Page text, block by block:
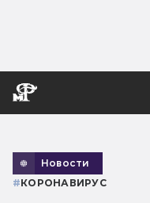
Новости
#КОРОНАВИРУС